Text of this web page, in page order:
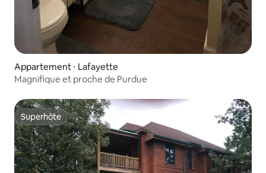
Appartement ⋅ Lafayette
Magnifique et proche de Purdue
Superhôte
Superhôte